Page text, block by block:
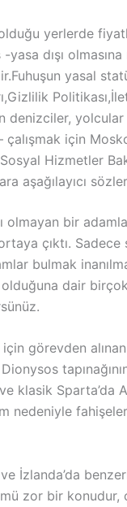
yerlerde
-yasa dışı
yasal
denizciler,
çalışmak için
Hizmetler
aşağılayıcı
bir
çıktı.
bulmak
dair
için görevden
klasik Sparta’da
nedeniyle
İzlanda’da
zor bir konudur,